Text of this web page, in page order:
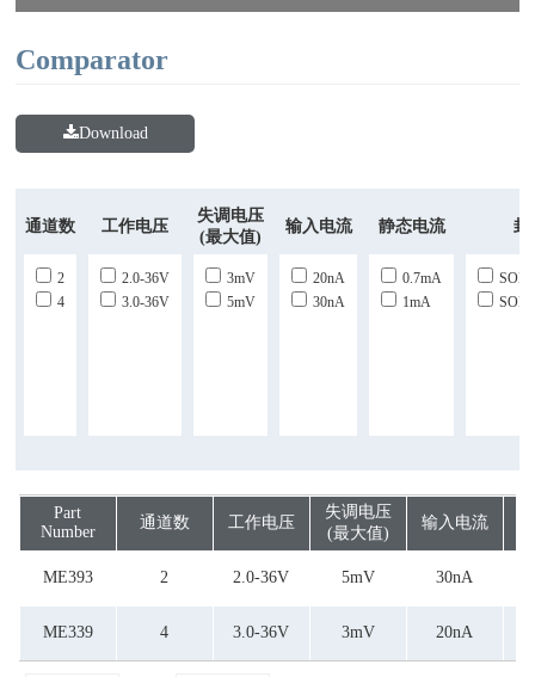
Comparator
Download
通道数 工作电压
失调电压
(最大值)
输入电流 静态电流 封
2
4
2.0-36V
3.0-36V
3mV
5mV
20nA
30nA
0.7mA
1mA
SOP8
Part
Number
通道数 工作电压
失调电压
(最大值)
输入电流
ME393 2 2.0-36V 5mV 30nA
ME339 4 3.0-36V 3mV 20nA